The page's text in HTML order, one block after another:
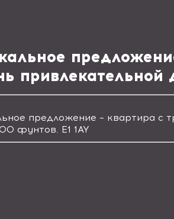
предложение – квартира с
фунтов. E1 1AY